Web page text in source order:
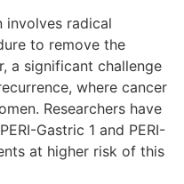
involves radical
to remove the
a significant challenge
where cancer
Researchers have
Gastric 1 and PERI-
at higher risk of this